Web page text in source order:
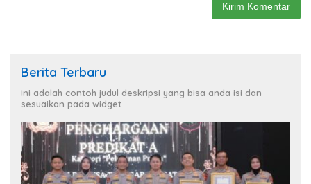
Berita Terbaru
Ini adalah contoh judul deskripsi yang bisa anda isi dan
sesuaikan pada widget